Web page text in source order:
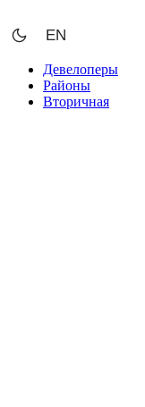
к
содержимому
EN
Девелоперы
Районы
Вторичная